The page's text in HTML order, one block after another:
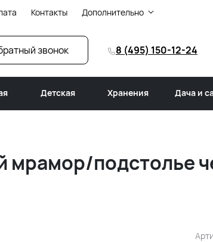
Контакты Дополнительно
звонок 8 (495) 150-12-24
Детская Хранения Дача и
мрамор/подстолье